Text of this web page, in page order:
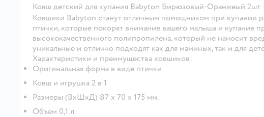
Ковш детский для купания Babyton Бирюзовый-Оранжеый 2шт
Ковшики Babyton станут отличным помощником при купании
птички, которые покорят внимание вашего малыша и купание
высококачественного полипропилена, который не наносит
уникальные и отлично подходят как для маминых, так и для
Характеристики и преимущества ковшиков:
Оригинальная форма в виде птички
Ковш и игрушка 2 в 1
Размеры (ВхШхД) 87 х 70 х 175 мм.
Объем 0,1 л.